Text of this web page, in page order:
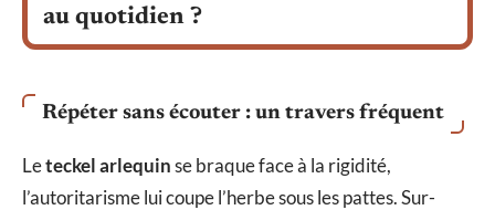
au quotidien ?
Répéter sans écouter : un travers fréquent
Leteckel arlequinse braque face à la rigidité,
l’autoritarisme lui coupe l’herbe sous les pattes. Sur-